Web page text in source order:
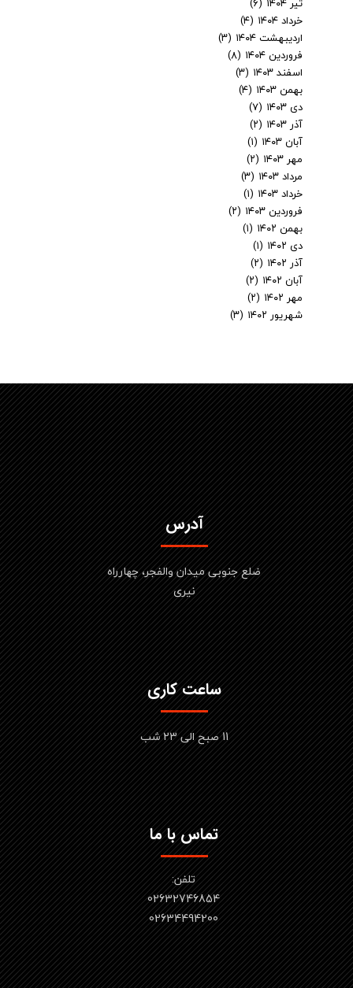
خرداد ۱۴۰۴
(۴)
اردیبهشت ۱۴۰۴
(۳)
فروردین ۱۴۰۴
(۸)
اسفند ۱۴۰۳
(۳)
بهمن ۱۴۰۳
(۴)
دی ۱۴۰۳
(۷)
آذر ۱۴۰۳
(۲)
آبان ۱۴۰۳
(۱)
مهر ۱۴۰۳
(۲)
مرداد ۱۴۰۳
(۳)
خرداد ۱۴۰۳
(۱)
فروردین ۱۴۰۳
(۲)
بهمن ۱۴۰۲
(۱)
دی ۱۴۰۲
(۱)
آذر ۱۴۰۲
(۲)
آبان ۱۴۰۲
(۲)
مهر ۱۴۰۲
(۲)
شهریور ۱۴۰۲
(۳)
آدرس
ضلع جنوبی میدان والفجر، چهارراه
نیری
ساعت کاری
11 صبح الی 23 شب
تماس با ما
تلفن:
02632746854
​​​​​​​02634494200